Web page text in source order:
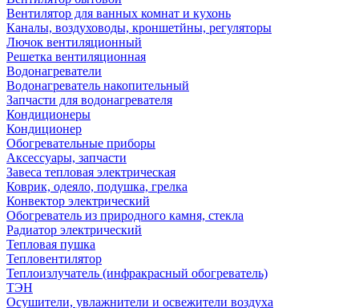
Вентилятор для ванных комнат и кухонь
Каналы, воздуховоды, кроншетйны, регуляторы
Лючок вентиляционный
Решетка вентиляционная
Водонагреватели
Водонагреватель накопительный
Запчасти для водонагревателя
Кондиционеры
Кондиционер
Обогревательные приборы
Аксессуары, запчасти
Завеса тепловая электрическая
Коврик, одеяло, подушка, грелка
Конвектор электрический
Обогреватель из природного камня, стекла
Радиатор электрический
Тепловая пушка
Тепловентилятор
Теплоизлучатель (инфракрасный обогреватель)
ТЭН
Осушители, увлажнители и освежители воздуха